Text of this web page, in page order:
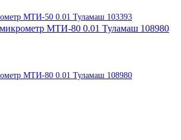
МТИ-50 0.01 Туламаш 103393
МТИ-80 0.01 Туламаш 108980